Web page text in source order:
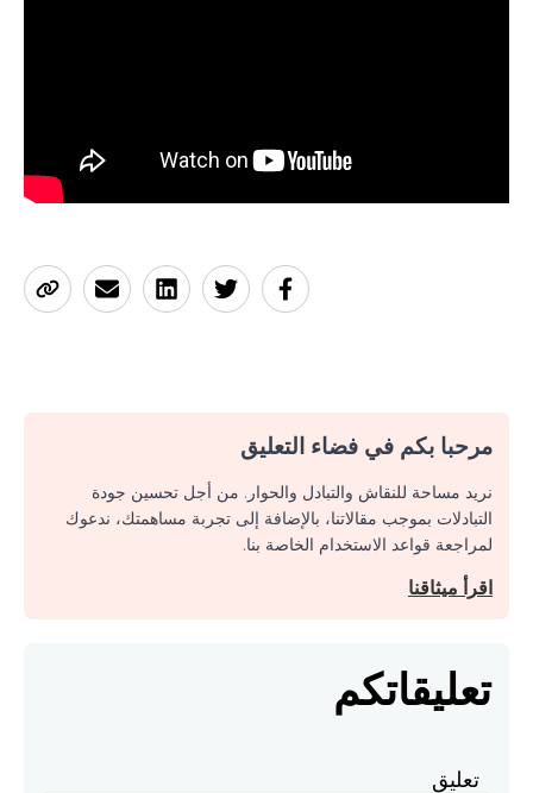
مرحبا بكم في فضاء التعليق
نريد مساحة للنقاش والتبادل والحوار. من أجل تحسين جودة
التبادلات بموجب مقالاتنا، بالإضافة إلى تجربة مساهمتك، ندعوك
لمراجعة قواعد الاستخدام الخاصة بنا.
اقرأ ميثاقنا
تعليقاتكم
تعليق